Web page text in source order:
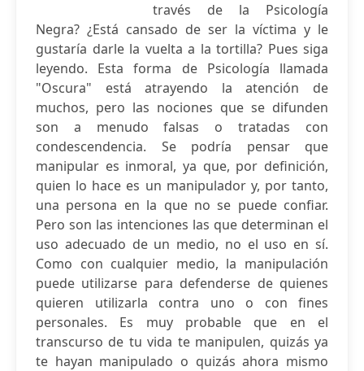
través de la Psicología
Negra? ¿Está cansado de ser la víctima y le
gustaría darle la vuelta a la tortilla? Pues siga
leyendo. Esta forma de Psicología llamada
"Oscura" está atrayendo la atención de
muchos, pero las nociones que se difunden
son a menudo falsas o tratadas con
condescendencia. Se podría pensar que
manipular es inmoral, ya que, por definición,
quien lo hace es un manipulador y, por tanto,
una persona en la que no se puede confiar.
Pero son las intenciones las que determinan el
uso adecuado de un medio, no el uso en sí.
Como con cualquier medio, la manipulación
puede utilizarse para defenderse de quienes
quieren utilizarla contra uno o con fines
personales. Es muy probable que en el
transcurso de tu vida te manipulen, quizás ya
te hayan manipulado o quizás ahora mismo